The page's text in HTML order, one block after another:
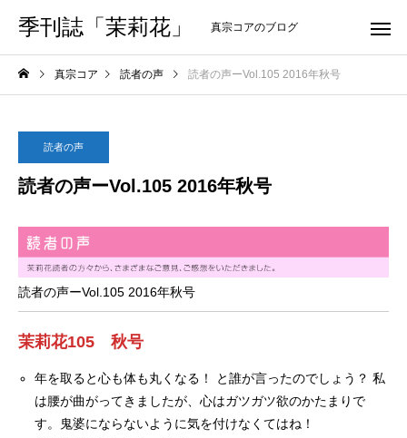
季刊誌「茉莉花」 真宗コアのブログ
真宗コア 読者の声 読者の声ーVol.105 2016年秋号
読者の声
読者の声ーVol.105 2016年秋号
読者の声ーVol.105 2016年秋号
茉莉花105 秋号
年を取ると心も体も丸くなる！ と誰が言ったのでしょう？ 私
は腰が曲がってきましたが、心はガツガツ欲のかたまりで
す。鬼婆にならないように気を付けなくてはね！